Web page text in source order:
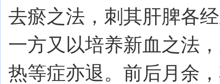
去瘀之法，刺其肝脾各
一方又以培养新血之法
热等症亦退。前后月余